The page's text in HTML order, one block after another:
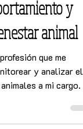
y
animal
que me
y analizar el